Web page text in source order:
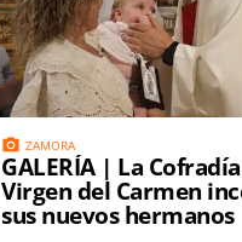
photo_camera ZAMORA
GALERÍA | La
Virgen del Carmen
sus nuevos hermanos